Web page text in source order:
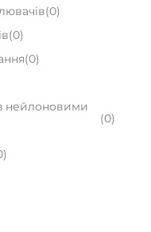
(0)
(0)
(0)
нейлоновими
(0)
)